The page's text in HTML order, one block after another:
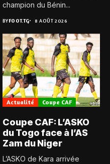
champion du Bénin...
BYFOOT.TG 8 AOÛT 2026
Actualité Coupe CAF
Coupe CAF: L’ASKO
du Togo face à l’AS
Zam du Niger
L’ASKO de Kara arrivée